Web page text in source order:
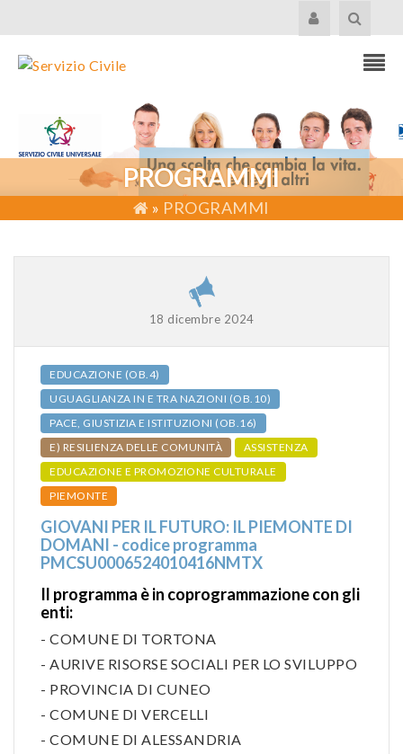
PROGRAMMI
» PROGRAMMI
18 dicembre 2024
EDUCAZIONE (OB.4)
UGUAGLIANZA IN E TRA NAZIONI (OB.10)
PACE, GIUSTIZIA E ISTITUZIONI (OB.16)
E) RESILIENZA DELLE COMUNITÀ
ASSISTENZA
EDUCAZIONE E PROMOZIONE CULTURALE
PIEMONTE
GIOVANI PER IL FUTURO: IL PIEMONTE DI
DOMANI - codice programma
PMCSU0006524010416NMTX
Il programma è in coprogrammazione con gli
enti:
- COMUNE DI TORTONA
- AURIVE RISORSE SOCIALI PER LO SVILUPPO
- PROVINCIA DI CUNEO
- COMUNE DI VERCELLI
- COMUNE DI ALESSANDRIA